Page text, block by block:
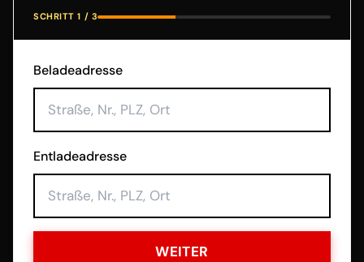
SCHRITT 1 / 3
Beladeadresse
Entladeadresse
WEITER